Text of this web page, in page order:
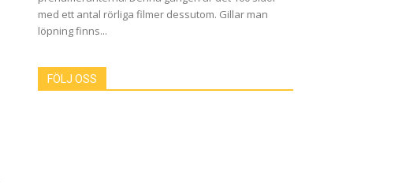
med ett antal rörliga filmer dessutom. Gillar man
löpning finns...
FÖLJ OSS